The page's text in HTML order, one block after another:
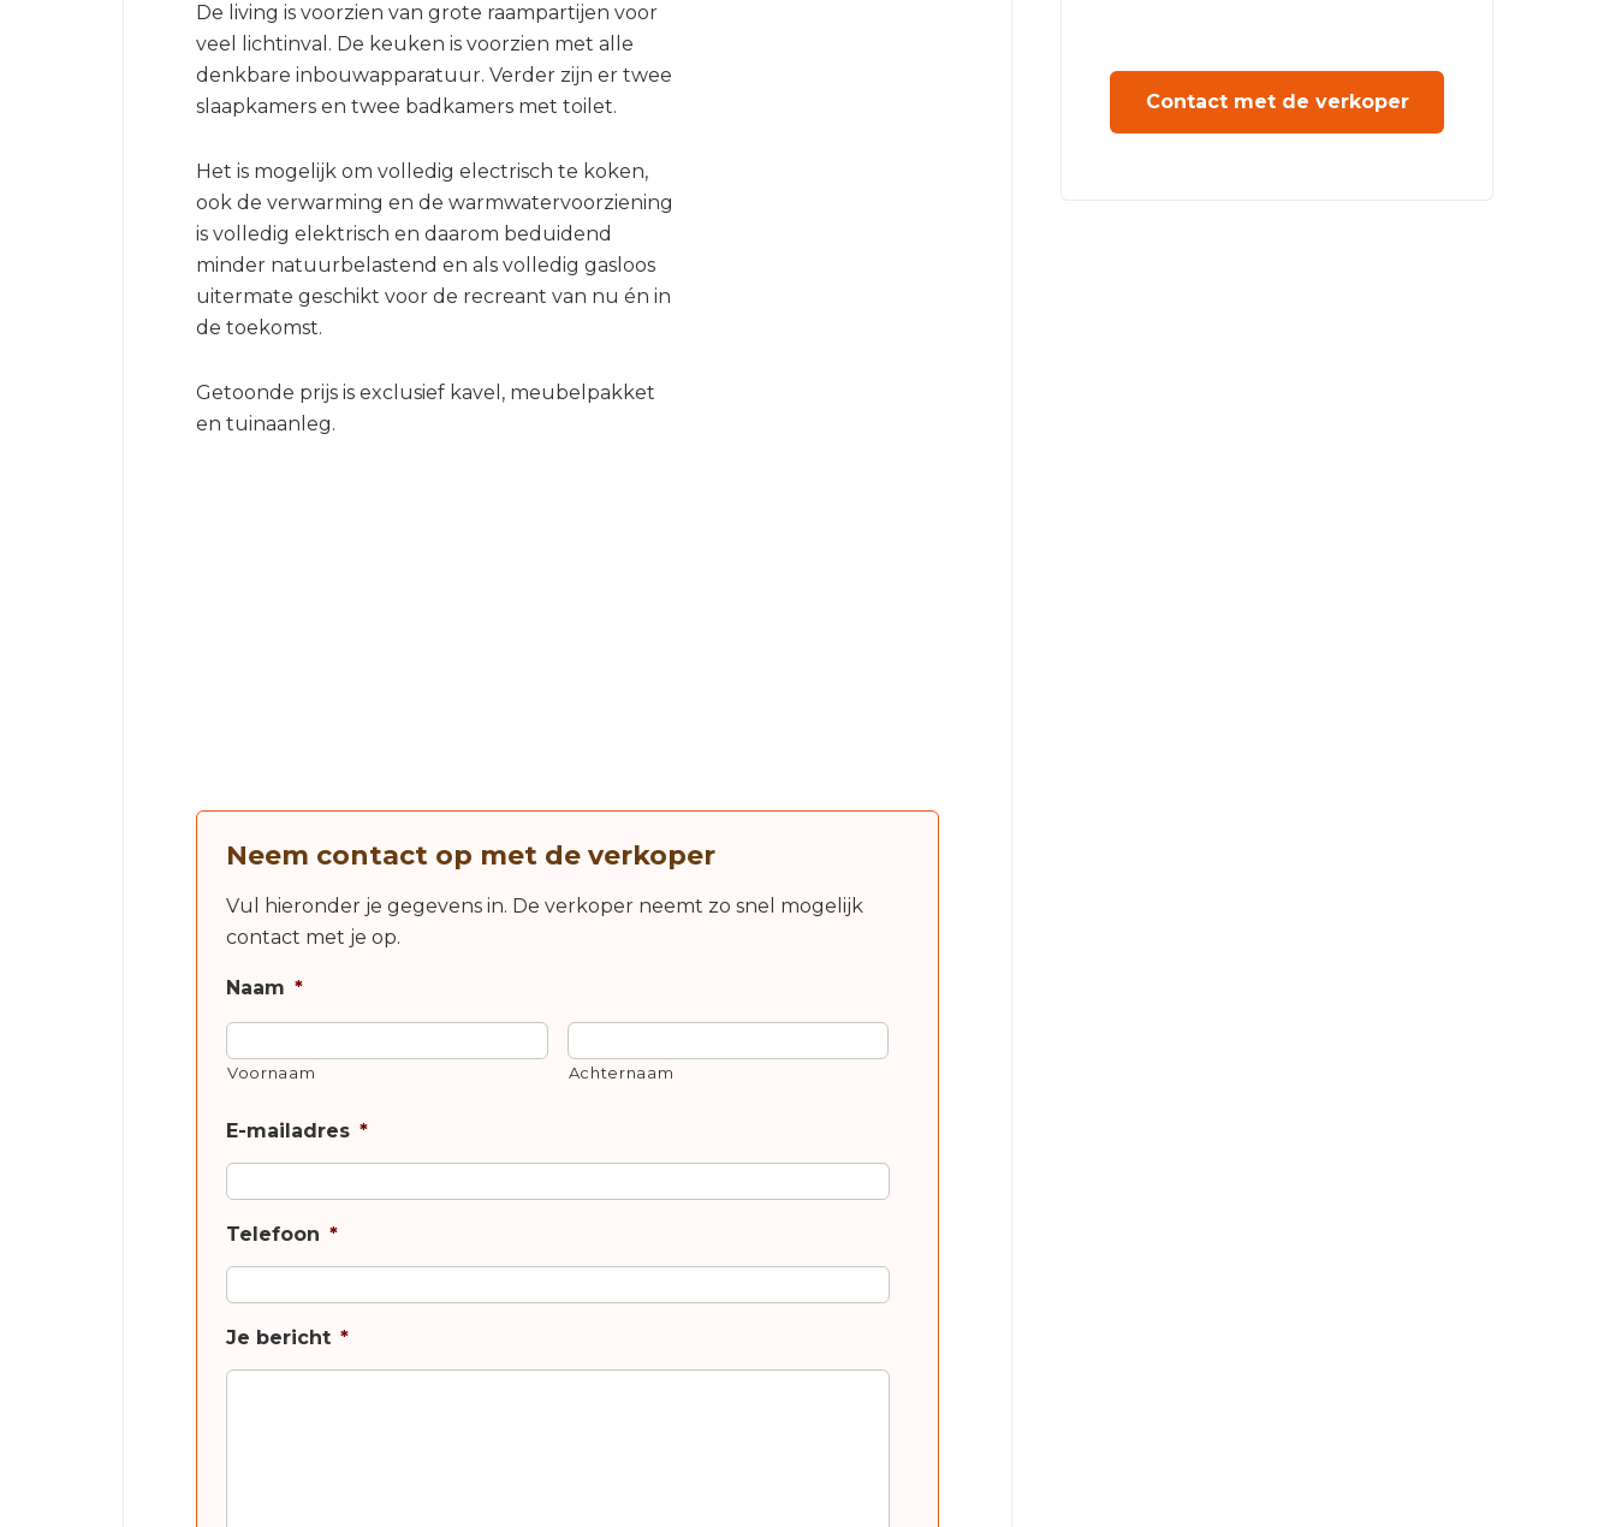
De living is voorzien van grote raampartijen voor
veel lichtinval. De keuken is voorzien met alle
denkbare inbouwapparatuur. Verder zijn er twee
slaapkamers en twee badkamers met toilet.
Het is mogelijk om volledig electrisch te koken,
ook de verwarming en de warmwatervoorziening
is volledig elektrisch en daarom beduidend
minder natuurbelastend en als volledig gasloos
uitermate geschikt voor de recreant van nu én in
de toekomst.
Getoonde prijs is exclusief kavel, meubelpakket
en tuinaanleg.
Neem contact op met de verkoper
Vul hieronder je gegevens in. De verkoper neemt zo snel mogelijk
contact met je op.
Naam *
Voornaam Achternaam
E-mailadres *
Telefoon *
Je bericht *
Contact met de verkoper